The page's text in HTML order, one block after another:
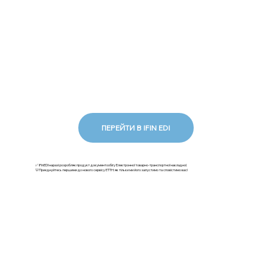
ПЕРЕЙТИ В IFIN EDI
✅ iFinEDI наразі розробляє продукт документообігу Електронної товарно-транспортної накладної.
💡Приєднуйтесь першими до нового сервісу ЕТТН: як тільки ми його запустимо та сповістимо вас!